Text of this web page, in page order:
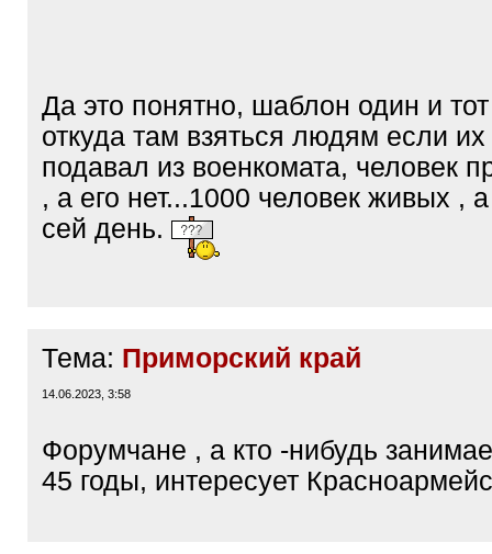
Да это понятно, шаблон один и
откуда там взяться людям если их
подавал из военкомата, человек
, а его нет...1000 человек живых ,
сей день.
Тема: Приморский край
14.06.2023, 3:58
Форумчане , а кто -нибудь
45 годы, интересует